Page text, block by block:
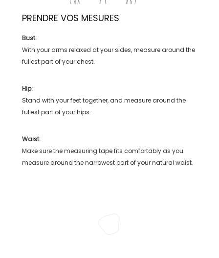
PRENDRE VOS MESURES
Bust:
With your arms relaxed at your sides, measure around the
fullest part of your chest.
Hip:
Stand with your feet together, and measure around the
fullest part of your hips.
Waist:
Make sure the measuring tape fits comfortably as you
measure around the narrowest part of your natural waist.